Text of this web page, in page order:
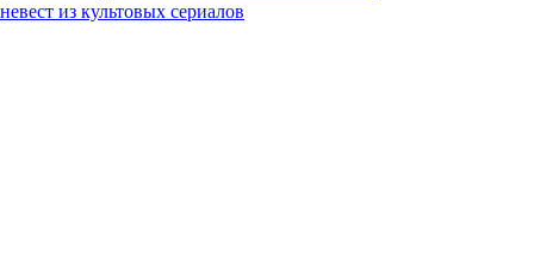
невест из культовых сериалов